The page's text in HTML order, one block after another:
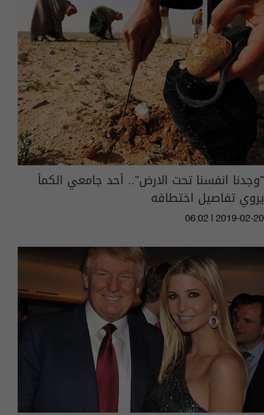
"وجدنا انفسنا تحت الارض".. أحد جامعي الكمأ
يروي تفاصيل اختطافه
06:02 | 2019-02-20